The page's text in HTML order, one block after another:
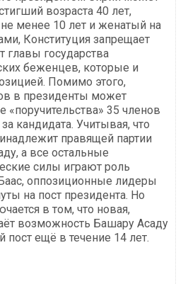
возраста 40 лет,
менее 10 лет и женатый на
Конституция запрещает
главы государства
беженцев, которые и
Помимо этого,
в президенты может
«поручительства» 35 членов
кандидата. Учитывая, что
правящей партии
а все остальные
силы играют роль
оппозиционные лидеры
на пост президента. Но
в том, что новая,
возможность Башару Асаду
пост ещё в течение 14 лет.